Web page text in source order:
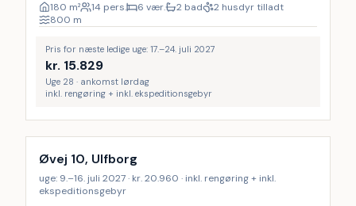
180 m² 14 pers. 6 vær. 2 bad
2 husdyr tilladt
800 m
Pris for næste ledige uge: 17.–24. juli 2027
kr. 15.829
Uge 28 · ankomst lørdag
inkl. rengøring + inkl. ekspeditionsgebyr
Inkl. rengøring
Øvej 10, Ulfborg
uge: 9.–16. juli 2027 · kr. 20.960 · inkl. rengøring + inkl.
ekspeditionsgebyr